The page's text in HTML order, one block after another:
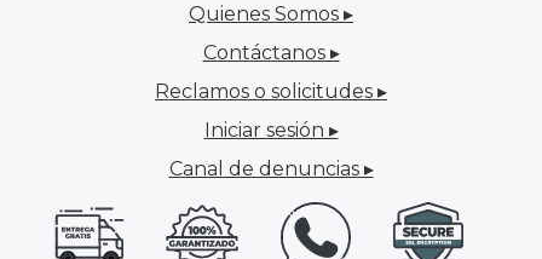
Quienes Somos ▸
Contáctanos ▸
Reclamos o solicitudes ▸
Iniciar sesión ▸
Canal de denuncias ▸